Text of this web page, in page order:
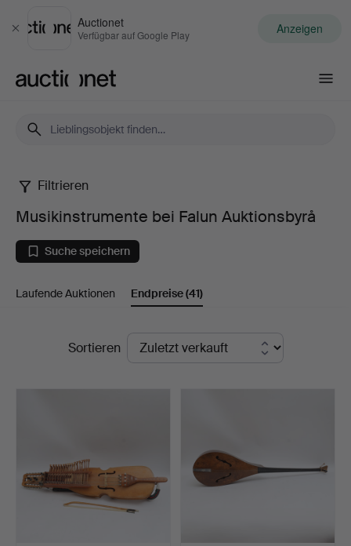
Schließen
Auctionet
Verfügbar auf Google Play Anzeigen
Musikinstrumente
bei
Falun
Auktionsbyrå
Filtrieren
Musikinstrumente bei Falun Auktionsbyrå
Suche speichern
Laufende Auktionen Endpreise(41)
EndpreiseSortieren